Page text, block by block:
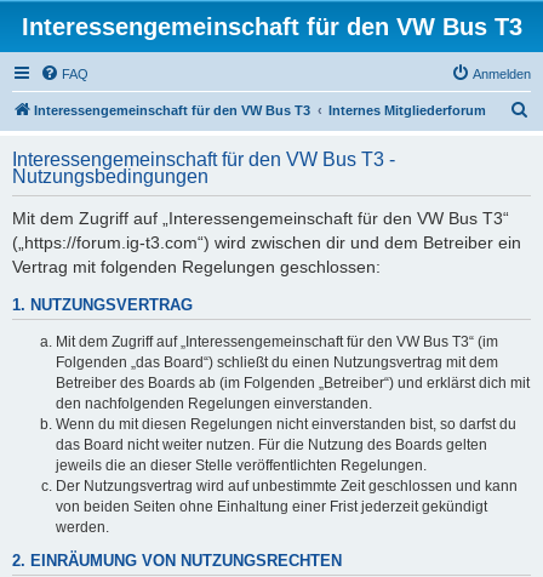
Interessengemeinschaft für den VW Bus T3
FAQ Anmelden
Interessengemeinschaft für den VW Bus T3 Internes Mitgliederforum
h
Interessengemeinschaft für den VW Bus T3 -
Nutzungsbedingungen
Mit dem Zugriff auf „Interessengemeinschaft für den VW Bus T3“
(„https://forum.ig-t3.com“) wird zwischen dir und dem Betreiber ein
Vertrag mit folgenden Regelungen geschlossen:
1. NUTZUNGSVERTRAG
Mit dem Zugriff auf „Interessengemeinschaft für den VW Bus T3“ (im
Folgenden „das Board“) schließt du einen Nutzungsvertrag mit dem
Betreiber des Boards ab (im Folgenden „Betreiber“) und erklärst dich mit
den nachfolgenden Regelungen einverstanden.
Wenn du mit diesen Regelungen nicht einverstanden bist, so darfst du
das Board nicht weiter nutzen. Für die Nutzung des Boards gelten
jeweils die an dieser Stelle veröffentlichten Regelungen.
Der Nutzungsvertrag wird auf unbestimmte Zeit geschlossen und kann
von beiden Seiten ohne Einhaltung einer Frist jederzeit gekündigt
werden.
2. EINRÄUMUNG VON NUTZUNGSRECHTEN